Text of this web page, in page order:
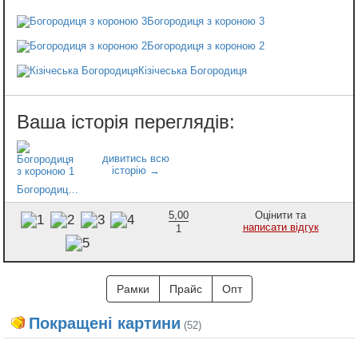
Богородиця з короною 3
Богородиця з короною 2
Кізічеська Богородиця
5,00
1
Оцінити та
написати відгук
Рамки Прайс Опт
Покращені картини (52)